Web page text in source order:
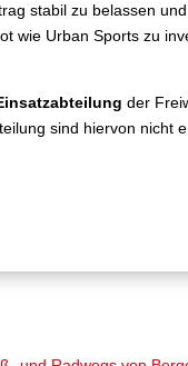
stabil zu belassen
wie Urban Sports zu
der
sind hiervon nicht